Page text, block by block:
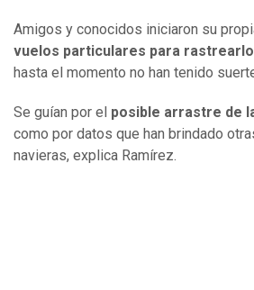
Amigos y conocidos iniciaron su
vuelos particulares para
hasta el momento no han tenido
Se guían por el posible arrastre de
como por datos que han brindado
navieras, explica Ramírez.